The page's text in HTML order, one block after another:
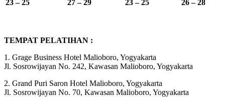
23 – 25
27 – 29 23 – 25 26 – 28
TEMPAT PELATIHAN :
1. Grage Business Hotel Malioboro, Yogyakarta
Jl. Sosrowijayan No. 242, Kawasan Malioboro, Yogyakarta
2. Grand Puri Saron Hotel Malioboro, Yogyakarta
Jl. Sosrowijayan No. 70, Kawasan Malioboro, Yogyakarta